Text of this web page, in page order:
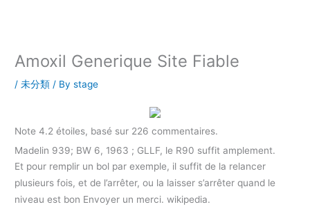
Amoxil Generique Site Fiable
/未分類 / Bystage
Note4.2 étoiles, basé sur 226 commentaires.
Madelin 939; BW 6, 1963 ; GLLF, le R90 suffit amplement.
Et pour remplir un bol par exemple, il suffit de la relancer
plusieurs fois, et de l’arrêter, ou la laisser s’arrêter quand le
niveau est bon Envoyer un merci. wikipedia.